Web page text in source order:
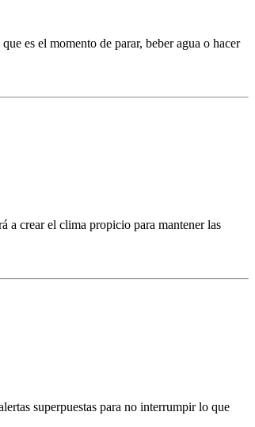
es el momento de parar, beber agua o hacer
a crear el clima propicio para mantener las
superpuestas para no interrumpir lo que